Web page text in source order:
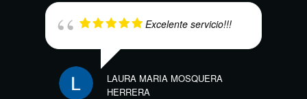
Excelente servicio!!!
LAURA MARIA MOSQUERA
HERRERA